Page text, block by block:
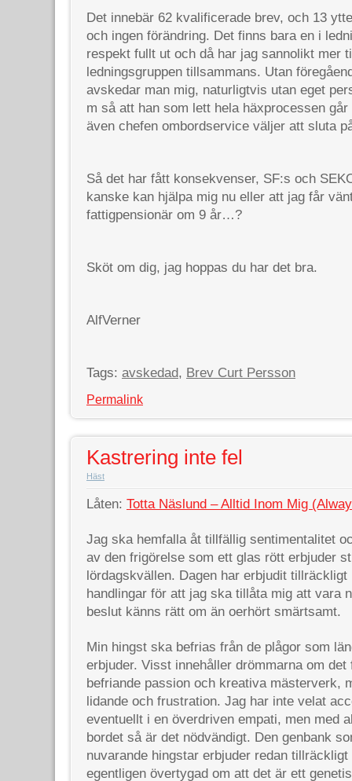
Det innebär 62 kvalificerade brev, och 13
och ingen förändring. Det finns bara en i
respekt fullt ut och då har jag sannolikt mer
ledningsgruppen tillsammans. Utan
avskedar man mig, naturligtvis utan eget
m så att han som lett hela häxprocessen
även chefen ombordservice väljer att sluta
Så det har fått konsekvenser, SF:s och
kanske kan hjälpa mig nu eller att jag får
fattigpensionär om 9 år…?
Sköt om dig, jag hoppas du har det bra.
AlfVerner
Tags: avskedad, Brev Curt Persson
Permalink
Kastrering inte fel
Häst
Låten: Totta Näslund – Alltid Inom Mig
Jag ska hemfalla åt tillfällig sentimentalitet
av den frigörelse som ett glas rött erbjuder
lördagskvällen. Dagen har erbjudit
handlingar för att jag ska tillåta mig att vara
beslut känns rätt om än oerhört smärtsamt.
Min hingst ska befrias från de plågor som
erbjuder. Visst innehåller drömmarna om det
befriande passion och kreativa mästerverk,
lidande och frustration. Jag har inte velat
eventuellt i en överdriven empati, men med
bordet så är det nödvändigt. Den genbank
nuvarande hingstar erbjuder redan
egentligen övertygad om att det är ett